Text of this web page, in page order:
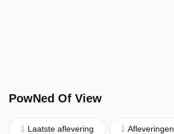
PowNed Of View
Laatste aflevering Afleveringen